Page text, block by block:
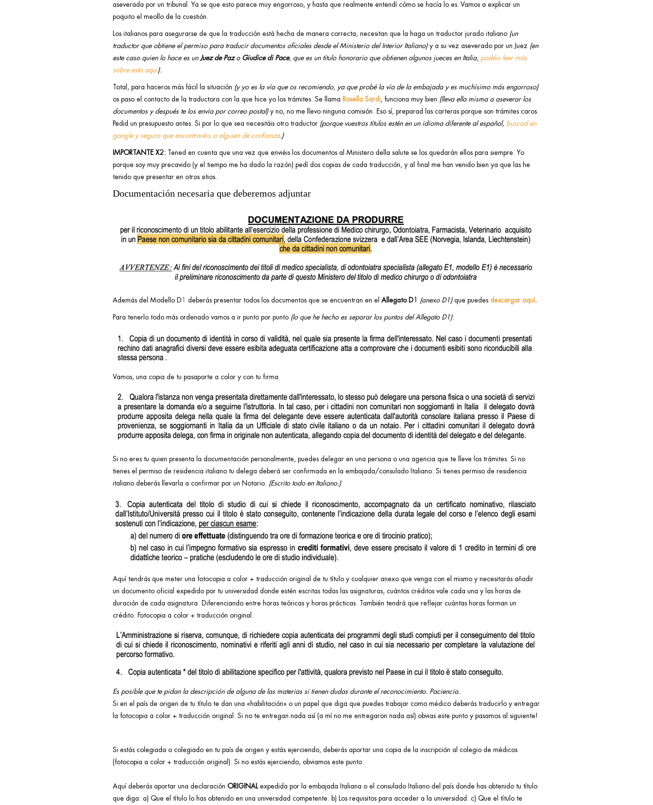
aseverada por un tribunal. Ya se que esto parece muy engorroso, y hasta que realmente entendí cómo se hacía lo es. Vamos a explicar un
poquito el meollo de la cuestión.
Los italianos para asegurarse de que la traducción está hecha de manera correcta, necesitan que la haga un traductor jurado italiano (un
traductor que obtiene el permiso para traducir documentos oficiales desde el Ministerio del Interior Italiano) y a su vez aseverado por un Juez (en
este caso quien lo hace es un Juez de Pazo Giudice di Pace, que es un título honorario que obtienen algunos jueces en Italia, podéis leer más
sobre esto aquí).
Total, para haceros más fácil la situación (y yo es la vía que os recomiendo, ya que probé la vía de la embajada y es muchísimo más engorroso)
os paso el contacto de la traductora con la que hice yo los trámites. Se llama Rosella Sardi, funciona muy bien (lleva ella misma a aseverar los
documentos y después te los envía por correo postal) y no, no me llevo ninguna comisión. Eso sí, preparad las carteras porque son trámites caros.
Pedid un presupuesto antes. Si por lo que sea necesitáis otro traductor (porque vuestros títulos estén en un idioma diferente al español, buscad en
google y seguro que encontraréis a alguien de confianza.)
IMPORTANTE X2: Tened en cuenta que una vez que enviéis los documentos al Ministero della salute se los quedarán ellos para siempre. Yo
porque soy muy precavido (y el tiempo me ha dado la razón) pedí dos copias de cada traducción, y al final me han venido bien ya que las he
tenido que presentar en otros sitios.
Documentación necesaria que deberemos adjuntar
Además del Modello D1 deberás presentar todos los documentos que se encuentran en el Allegato D1 (anexo D1) que puedes descargar aquí.
Para tenerlo todo más ordenado vamos a ir punto por punto (lo que he hecho es separar los puntos del Allegato D1):
Vamos, una copia de tu pasaporte a color y con tu firma.
Si no eres tu quien presenta la documentación personalmente, puedes delegar en una persona o una agencia que te lleve los trámites. Si no
tienes el permiso de residencia italiano tu delega deberá ser confirmada en la embajada/consulado Italiano. Si tienes permiso de residencia
italiano deberás llevarla a confirmar por un Notario.
(Escrito todo en Italiano.)
Aquí tendrás que meter una fotocopia a color + traducción original de tu título y cualquier anexo que venga con el mismo y necesitarás añadir
un documento oficial expedido por tu universidad donde estén escritas todas las asignaturas, cuántos créditos vale cada una y las horas de
duración de cada asignatura. Diferenciando entre horas teóricas y horas prácticas. También tendrá que reflejar cuántas horas forman un
crédito. Fotocopia a color + traducción original.
Es posible que te pidan la descripción de alguna de las materias si tienen dudas durante el reconocimiento. Paciencia.
Si en el país de origen de tu título te dan una «habilitación» o un papel que diga que puedes trabajar como médico deberás traducirlo y entregar
la fotocopia a color + traducción original. Si no te entregan nada así (a mí no me entregaron nada así) obvias este punto y pasamos al siguiente!
Si estás colegiada o colegiado en tu país de origen y estás ejerciendo, deberás aportar una copia de la inscripción al colegio de médicos
(fotocopia a color + traducción original). Si no estás ejerciendo, obviamos este punto.
Aquí deberás aportar una declaración ORIGINAL expedida por la embajada Italiana o el consulado Italiano del país donde has obtenido tu título
que diga: a) Que el título lo has obtenido en una universidad competente. b) Los requisitos para acceder a la universidad. c) Que el título te